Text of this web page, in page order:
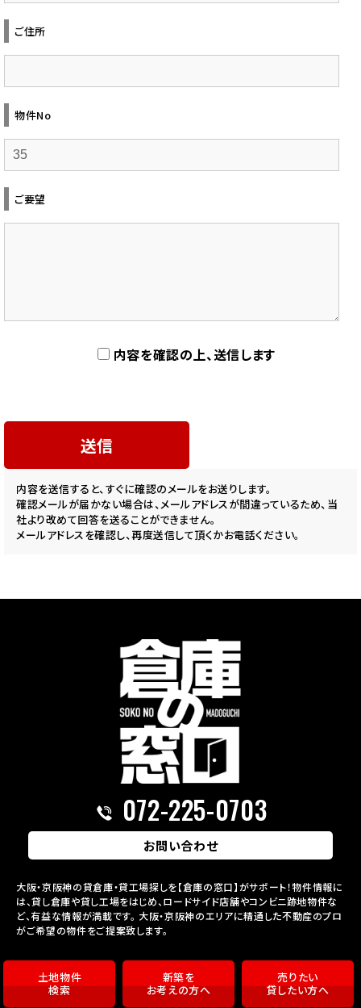
ご住所
物件No
ご要望
内容を確認の上、送信します
内容を送信すると、すぐに確認のメールをお送りします。
確認メールが届かない場合は、メールアドレスが間違っているため、当
社より改めて回答を送ることができません。
メールアドレスを確認し、再度送信して頂くかお電話ください。
072-225-0703
お問い合わせ
土地物件
検索
新築を
お考えの方へ
売りたい
貸したい方へ
大阪・京阪神の貸倉庫・貸工場探しを【倉庫の窓口】がサポート！物件情報に
は、貸し倉庫や貸し工場をはじめ、ロードサイド店舗やコンビニ跡地物件な
ど、有益な情報が満載です。 大阪・京阪神のエリアに精通した不動産のプロ
がご希望の物件をご提案致します。